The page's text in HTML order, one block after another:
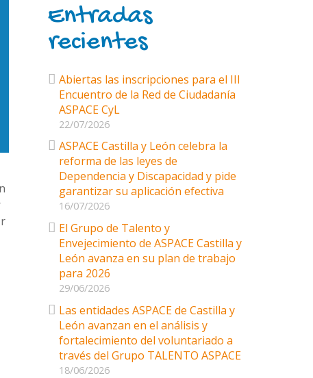
Entradas
recientes
Abiertas las inscripciones para el III
Encuentro de la Red de Ciudadanía
ASPACE CyL
22/07/2026
ASPACE Castilla y León celebra la
reforma de las leyes de
Dependencia y Discapacidad y pide
garantizar su aplicación efectiva
16/07/2026
El Grupo de Talento y
Envejecimiento de ASPACE Castilla y
León avanza en su plan de trabajo
para 2026
29/06/2026
Las entidades ASPACE de Castilla y
León avanzan en el análisis y
fortalecimiento del voluntariado a
través del Grupo TALENTO ASPACE
18/06/2026